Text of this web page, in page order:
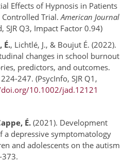
Effects of Hypnosis in Patients
Controlled Trial.American Journal
SJR Q3, Impact Factor 0.94)
É., Lichtlé, J., & Boujut É. (2022).
changes in school burnout
predictors, and outcomes.
247. (PsycInfo, SJR Q1,
10.1002/jad.12121
É.(2021). Development
depressive symptomatology
and adolescents on the autism
373.